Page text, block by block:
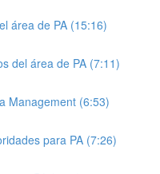
área de PA (15:16)
del área de PA (7:11)
Management (6:53)
para PA (7:26)